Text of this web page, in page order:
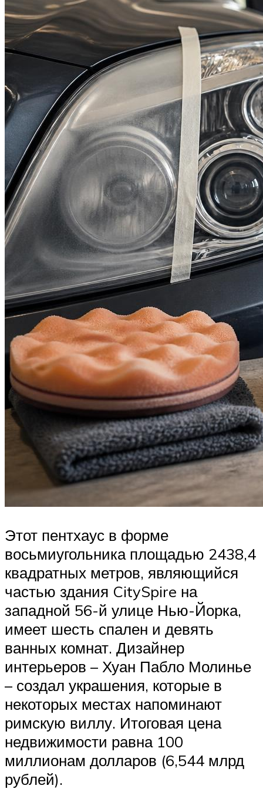
Этот пентхаус в форме
восьмиугольника площадью 2438,4
квадратных метров, являющийся
частью здания CitySpire на
западной 56-й улице Нью-Йорка,
имеет шесть спален и девять
ванных комнат. Дизайнер
интерьеров – Хуан Пабло Молинье
– создал украшения, которые в
некоторых местах напоминают
римскую виллу. Итоговая цена
недвижимости равна 100
миллионам долларов (6,544 млрд
рублей).